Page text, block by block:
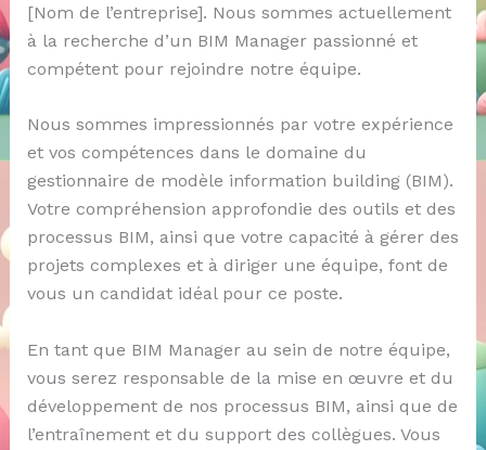
[Nom de l’entreprise]. Nous sommes actuellement
à la recherche d’un BIM Manager passionné et
compétent pour rejoindre notre équipe.
Nous sommes impressionnés par votre expérience
et vos compétences dans le domaine du
gestionnaire de modèle information building (BIM).
Votre compréhension approfondie des outils et des
processus BIM, ainsi que votre capacité à gérer des
projets complexes et à diriger une équipe, font de
vous un candidat idéal pour ce poste.
En tant que BIM Manager au sein de notre équipe,
vous serez responsable de la mise en œuvre et du
développement de nos processus BIM, ainsi que de
l’entraînement et du support des collègues. Vous